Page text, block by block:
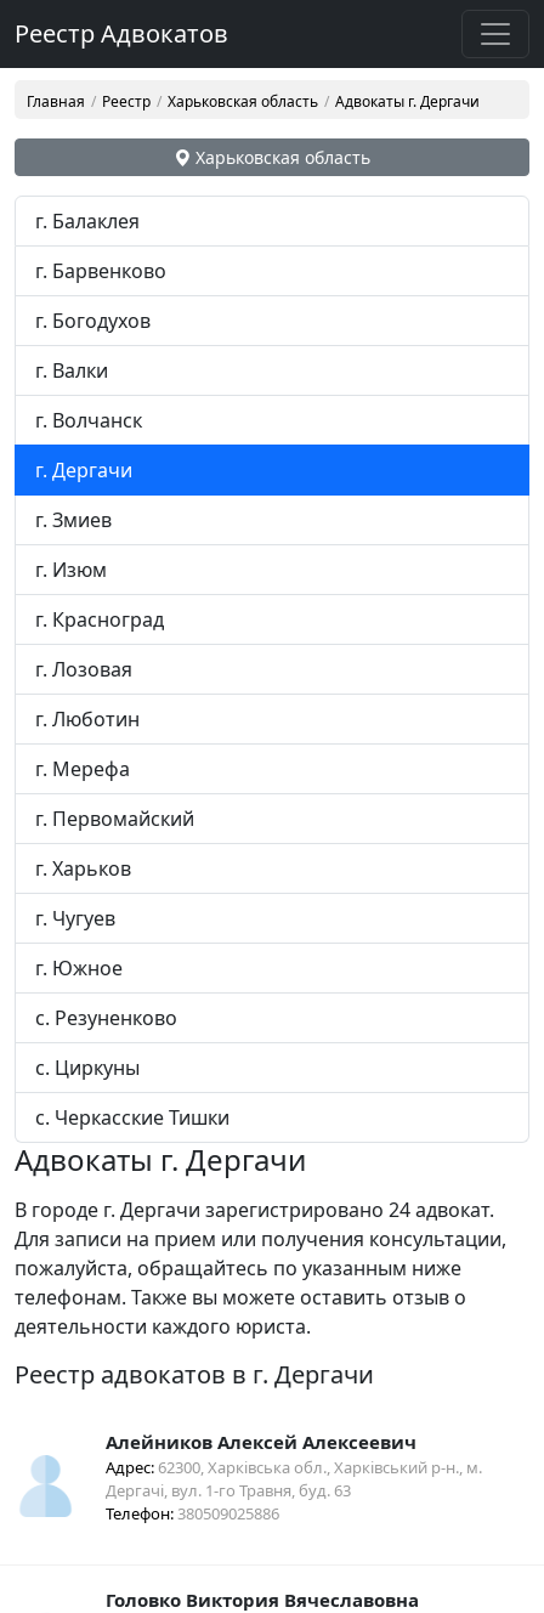
Реестр Адвокатов
Главная Реестр Харьковская область Адвокаты г. Дергачи
Харьковская область
г. Балаклея
г. Барвенково
г. Богодухов
г. Валки
г. Волчанск
г. Дергачи
г. Змиев
г. Изюм
г. Красноград
г. Лозовая
г. Люботин
г. Мерефа
г. Первомайский
г. Харьков
г. Чугуев
г. Южное
с. Резуненково
с. Циркуны
с. Черкасские Тишки
Адвокаты г. Дергачи
В городе г. Дергачи зарегистрировано 24 адвокат.
Для записи на прием или получения консультации,
пожалуйста, обращайтесь по указанным ниже
телефонам. Также вы можете оставить отзыв о
деятельности каждого юриста.
Реестр адвокатов в г. Дергачи
Алейников Алексей Алексеевич
Адрес:62300, Харківська обл., Харківський р-н., м.
Дергачі, вул. 1-го Травня, буд. 63
Телефон:380509025886
Головко Виктория Вячеславовна